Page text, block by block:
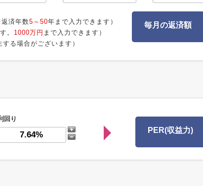
済年数5～50年まで入力できます）
。 1000万円 まで入力できます）
る場合がございます）
毎月の返済額
回り
PER(収益力)